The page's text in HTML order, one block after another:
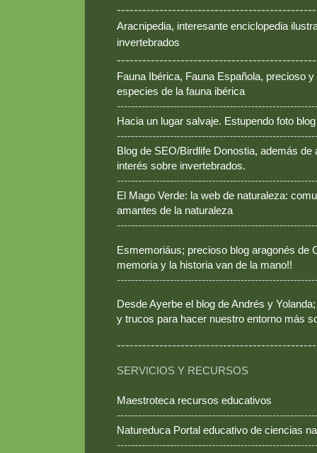
Aracnipedia, interesante enciclopedia
invertebrados
Fauna Ibérica, Fauna Española, precioso
especies de la fauna ibérica
Hacia un lugar salvaje. Estupendo foto
Blog de SEO/Birdlife Donostia, además
interés sobre invertebrados.
El Mago Verde: la web de naturaleza:
amantes de la naturaleza
Esmemoriáus; precioso blog aragonés de
memoria y la historia van de la mano!!
Desde Ayerbe el blog de Andrés y
y trucos para hacer nuestro entorno más
SERVICIOS Y RECURSOS
Maestroteca recursos educativos
Natureduca Portal educativo de ciencias